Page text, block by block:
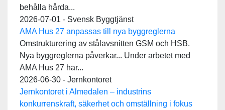
behålla hårda...
2026-07-01 - Svensk Byggtjänst
AMA Hus 27 anpassas till nya byggreglerna
Omstrukturering av stålavsnitten GSM och HSB.
Nya byggreglerna påverkar... Under arbetet med
AMA Hus 27 har...
2026-06-30 - Jernkontoret
Jernkontoret i Almedalen – industrins
konkurrenskraft, säkerhet och omställning i fokus